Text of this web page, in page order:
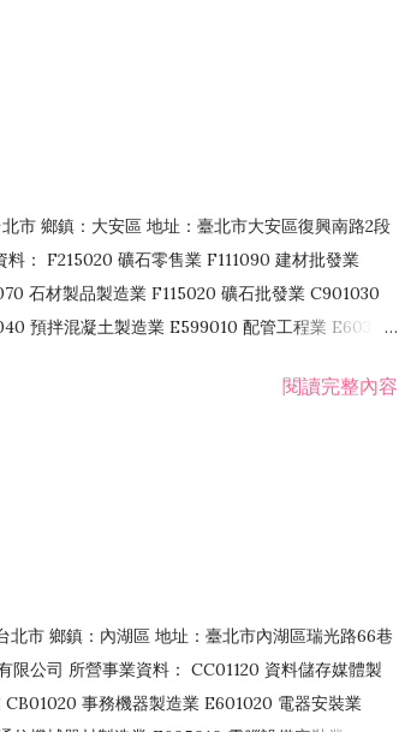
市 鄉鎮：大安區 地址：臺北市大安區復興南路2段
： F215020 礦石零售業 F111090 建材批發業
石材製品製造業 F115020 礦石批發業 C901030
預拌混凝土製造業 E599010 配管工程業 E603110
日常用品批發業 F108031 醫療器材批發業閱讀完整內容
北市 鄉鎮：內湖區 地址：臺北市內湖區瑞光路66巷
公司 所營事業資料： CC01120 資料儲存媒體製
事務機器製造業 E601020 電器安裝業